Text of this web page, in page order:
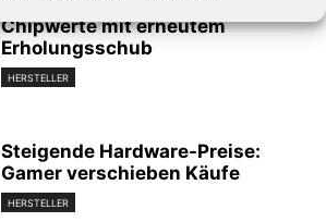
Chipwerte mit erneutem
Erholungsschub
HERSTELLER
Steigende Hardware-Preise:
Gamer verschieben Käufe
HERSTELLER